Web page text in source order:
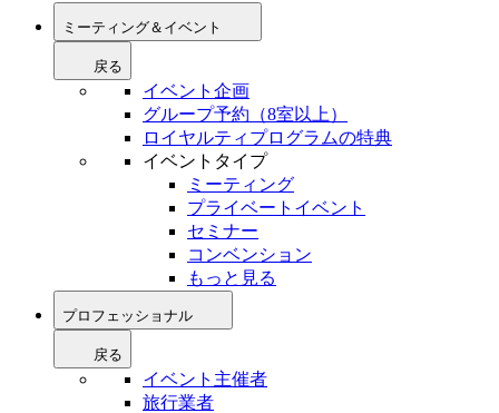
ミーティング＆イベント
戻る
イベント企画
グループ予約（8室以上）
ロイヤルティプログラムの特典
イベントタイプ
ミーティング
プライベートイベント
セミナー
コンベンション
もっと見る
プロフェッショナル
戻る
イベント主催者
旅行業者